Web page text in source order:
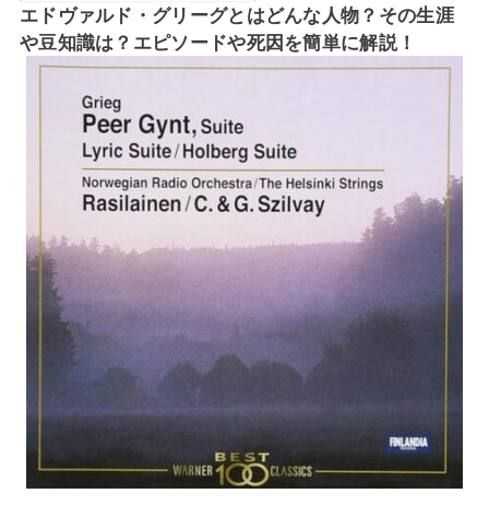
エドヴァルド・グリーグとはどんな人物？その生涯
や豆知識は？エピソードや死因を簡単に解説！